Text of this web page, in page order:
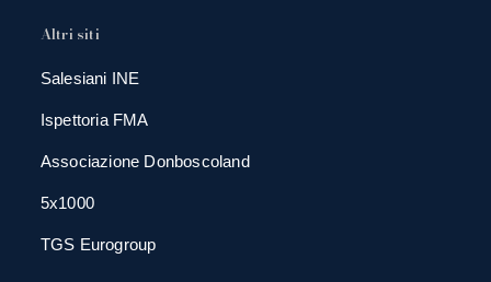
Altri siti
Salesiani INE
Ispettoria FMA
Associazione Donboscoland
5x1000
TGS Eurogroup